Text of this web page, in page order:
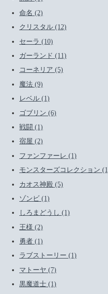
命名 (2)
クリスタル (12)
セーラ (10)
ガーランド (11)
コーネリア (5)
魔法 (9)
レベル (1)
ゴブリン (6)
戦闘 (1)
宿屋 (2)
ファンファーレ (1)
モンスターズコレクション
カオス神殿 (5)
ゾンビ (1)
しろまどうし (1)
王様 (2)
勇者 (1)
ラブストーリー (1)
マトーヤ (7)
黒魔道士 (1)